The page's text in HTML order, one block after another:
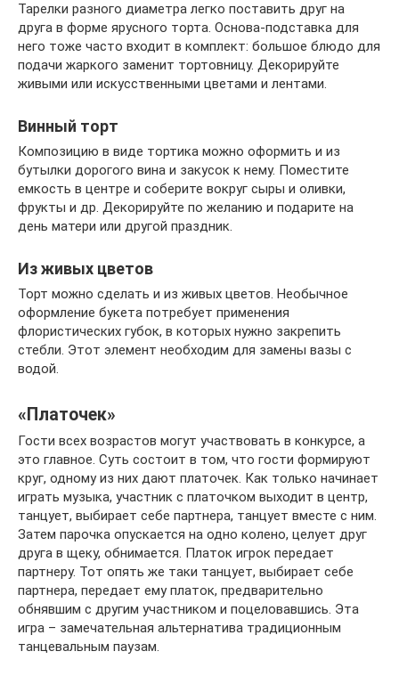
Тарелки разного диаметра легко поставить друг на
друга в форме ярусного торта. Основа-подставка для
него тоже часто входит в комплект: большое блюдо для
подачи жаркого заменит тортовницу. Декорируйте
живыми или искусственными цветами и лентами.
Винный торт
Композицию в виде тортика можно оформить и из
бутылки дорогого вина и закусок к нему. Поместите
емкость в центре и соберите вокруг сыры и оливки,
фрукты и др. Декорируйте по желанию и подарите на
день матери или другой праздник.
Из живых цветов
Торт можно сделать и из живых цветов. Необычное
оформление букета потребует применения
флористических губок, в которых нужно закрепить
стебли. Этот элемент необходим для замены вазы с
водой.
«Платочек»
Гости всех возрастов могут участвовать в конкурсе, а
это главное. Суть состоит в том, что гости формируют
круг, одному из них дают платочек. Как только начинает
играть музыка, участник с платочком выходит в центр,
танцует, выбирает себе партнера, танцует вместе с ним.
Затем парочка опускается на одно колено, целует друг
друга в щеку, обнимается. Платок игрок передает
партнеру. Тот опять же таки танцует, выбирает себе
партнера, передает ему платок, предварительно
обнявшим с другим участником и поцеловавшись. Эта
игра – замечательная альтернатива традиционным
танцевальным паузам.